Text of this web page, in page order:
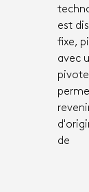
est
fixe,
avec
de